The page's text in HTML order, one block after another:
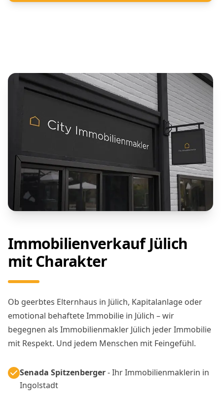
Immobilienverkauf Jülich
mit Charakter
Ob geerbtes Elternhaus in Jülich, Kapitalanlage oder
emotional behaftete Immobilie in Jülich – wir
begegnen als Immobilienmakler Jülich jeder Immobilie
mit Respekt. Und jedem Menschen mit Feingefühl.
Senada Spitzenberger- Ihr Immobilienmaklerin in
Ingolstadt